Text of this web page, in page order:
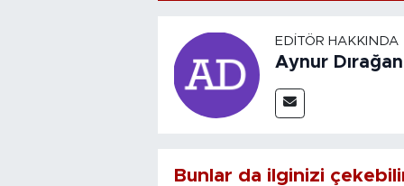
EDITÖR HAKKINDA
Aynur Dırağan
Bunlar da ilginizi